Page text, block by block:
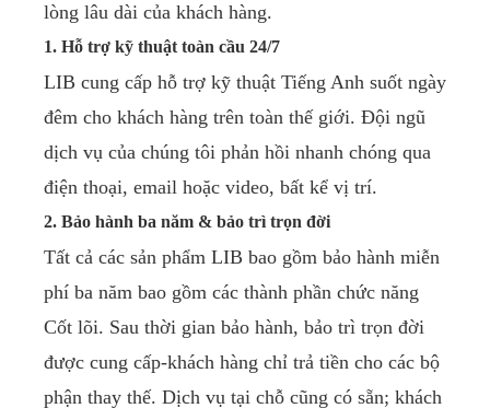
lòng lâu dài của khách hàng.
1. Hỗ trợ kỹ thuật toàn cầu 24/7
LIB cung cấp hỗ trợ kỹ thuật Tiếng Anh suốt ngày
đêm cho khách hàng trên toàn thế giới. Đội ngũ
dịch vụ của chúng tôi phản hồi nhanh chóng qua
điện thoại, email hoặc video, bất kể vị trí.
2. Bảo hành ba năm & bảo trì trọn đời
Tất cả các sản phẩm LIB bao gồm bảo hành miễn
phí ba năm bao gồm các thành phần chức năng
Cốt lõi. Sau thời gian bảo hành, bảo trì trọn đời
được cung cấp-khách hàng chỉ trả tiền cho các bộ
phận thay thế. Dịch vụ tại chỗ cũng có sẵn; khách